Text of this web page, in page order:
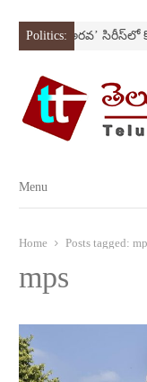
Politics:‘అర‌వ’ సిరీస్‌లో
Menu
Menu
Home Posts tagged:
mps